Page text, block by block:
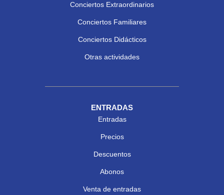
Conciertos Extraordinarios
Conciertos Familiares
Conciertos Didácticos
Otras actividades
ENTRADAS
Entradas
Precios
Descuentos
Abonos
Venta de entradas